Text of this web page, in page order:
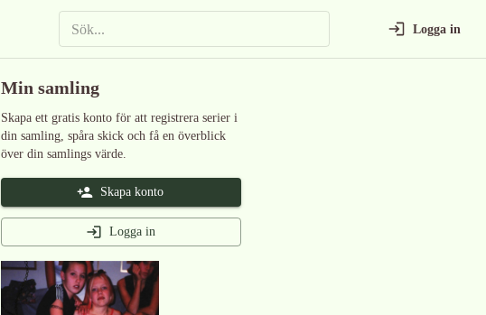
Logga in
Min samling
Skapa ett gratis konto för att registrera serier i
din samling, spåra skick och få en överblick
över din samlings värde.
Skapa konto
Logga in